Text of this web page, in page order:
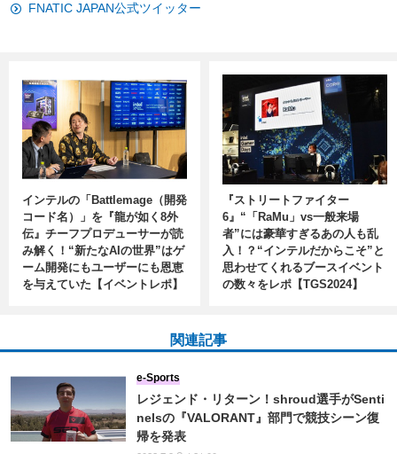
FNATIC JAPAN公式ツイッター
インテルの「Battlemage（開発
コード名）」を『龍が如く8外
伝』チーフプロデューサーが読
み解く！“新たなAIの世界”はゲ
ーム開発にもユーザーにも恩恵
を与えていた【イベントレポ】
『ストリートファイター
6』“「RaMu」vs一般来場
者”には豪華すぎるあの人も乱
入！？“インテルだからこそ”と
思わせてくれるブースイベント
の数々をレポ【TGS2024】
関連記事
レジェンド・リターン！shroud選手がSenti
nelsの『VALORANT』部門で競技シーン復
帰を発表
e-Sports